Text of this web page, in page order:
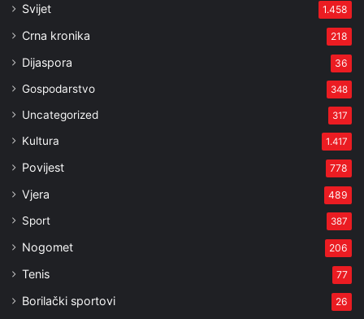
Svijet 1.458
Crna kronika 218
Dijaspora 36
Gospodarstvo 348
Uncategorized 317
Kultura 1.417
Povijest 778
Vjera 489
Sport 387
Nogomet 206
Tenis 77
Borilački sportovi 26